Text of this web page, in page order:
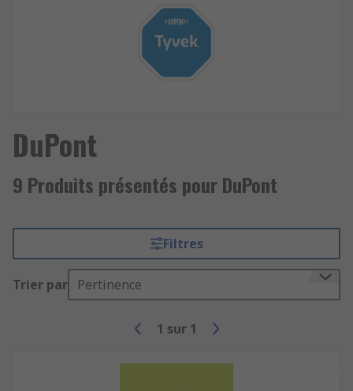
DuPont
9 Produits présentés pour DuPont
Filtres
Trier par Pertinence
1 sur 1